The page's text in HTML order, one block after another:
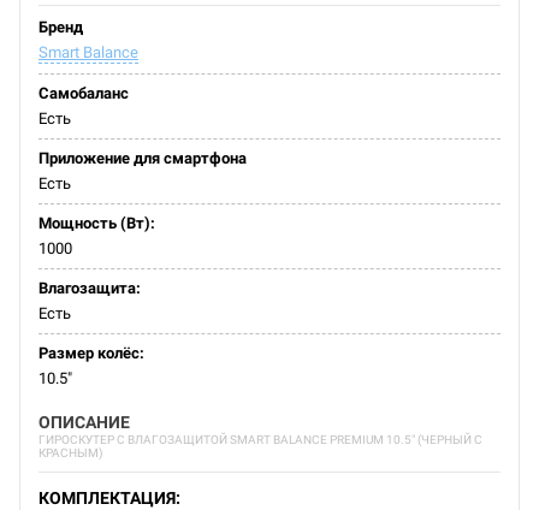
Бренд
Smart Balance
Самобаланс
Есть
Приложение для смартфона
Есть
Мощность (Вт):
1000
Влагозащита:
Есть
Размер колёс:
10.5"
ОПИСАНИЕ
ГИРОСКУТЕР С ВЛАГОЗАЩИТОЙ SMART BALANCE PREMIUM 10.5" (ЧЕРНЫЙ С
КРАСНЫМ)
КОМПЛЕКТАЦИЯ: